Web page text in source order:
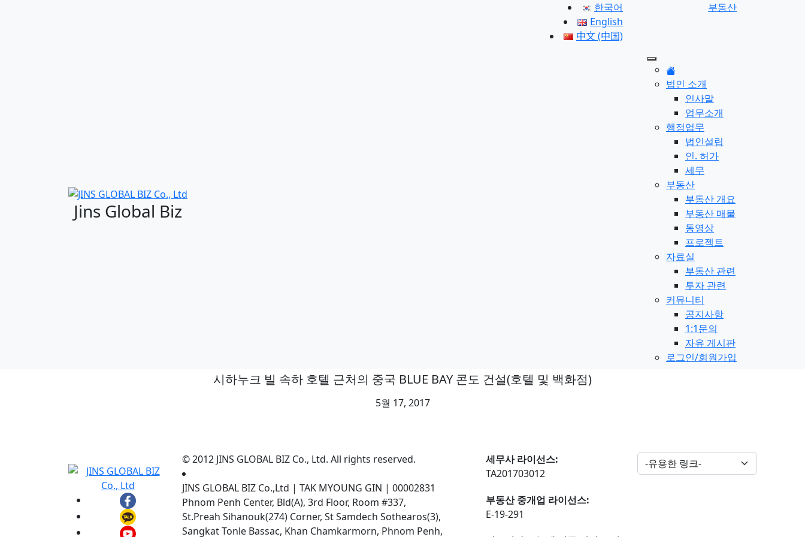
한국어
English
中文 (中国)
부동산
Jins Global Biz
법인 소개
인사말
업무소개
행정업무
법인설립
인. 허가
세무
부동산
부동산 개요
부동산 매물
동영상
프로젝트
자료실
부동산 관련
투자 관련
커뮤니티
공지사항
1:1문의
자유 게시판
로그인/회원가입
시하누크 빌 속하 호텔 근처의 중국 BLUE BAY 콘도 건설(호텔 및 백화점)
5월 17, 2017
© 2012 JINS GLOBAL BIZ Co., Ltd. All rights reserved.
JINS GLOBAL BIZ Co.,Ltd | TAK MYOUNG GIN | 00002831
Phnom Penh Center, Bld(A), 3rd Floor, Room #337,
St.Preah Sihanouk(274) Corner, St Samdech Sothearos(3),
Sangkat Tonle Bassac, Khan Chamkarmorn, Phnom Penh,
세무사 라이선스:
TA201703012
부동산 중개업 라이선스:
E-19-291